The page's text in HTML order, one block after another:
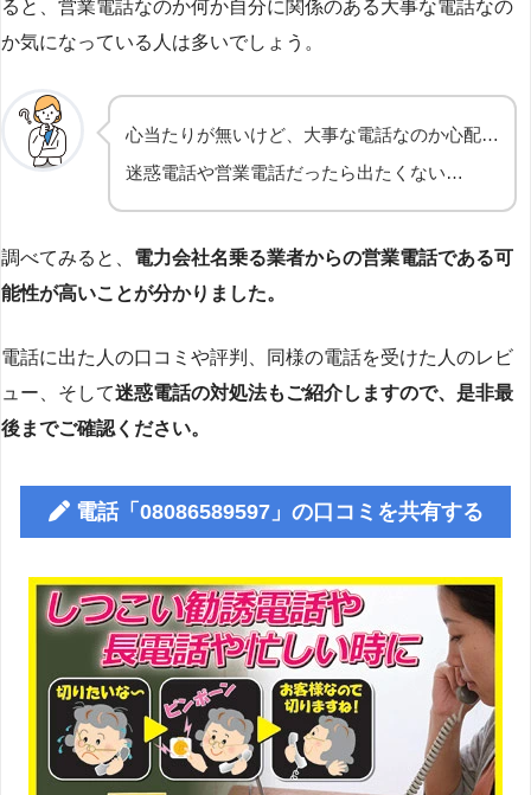
ると、営業電話なのか何か自分に関係のある大事な電話なの
か気になっている人は多いでしょう。
心当たりが無いけど、大事な電話なのか心配…
迷惑電話や営業電話だったら出たくない…
調べてみると、 電力会社名乗る業者からの営業電話である可
能性が高いことが分かりました。
電話に出た人の口コミや評判、同様の電話を受けた人のレビ
ュー、そして迷惑電話の対処法もご紹介しますので、是非最
後までご確認ください。
電話「08086589597」の口コミを共有する